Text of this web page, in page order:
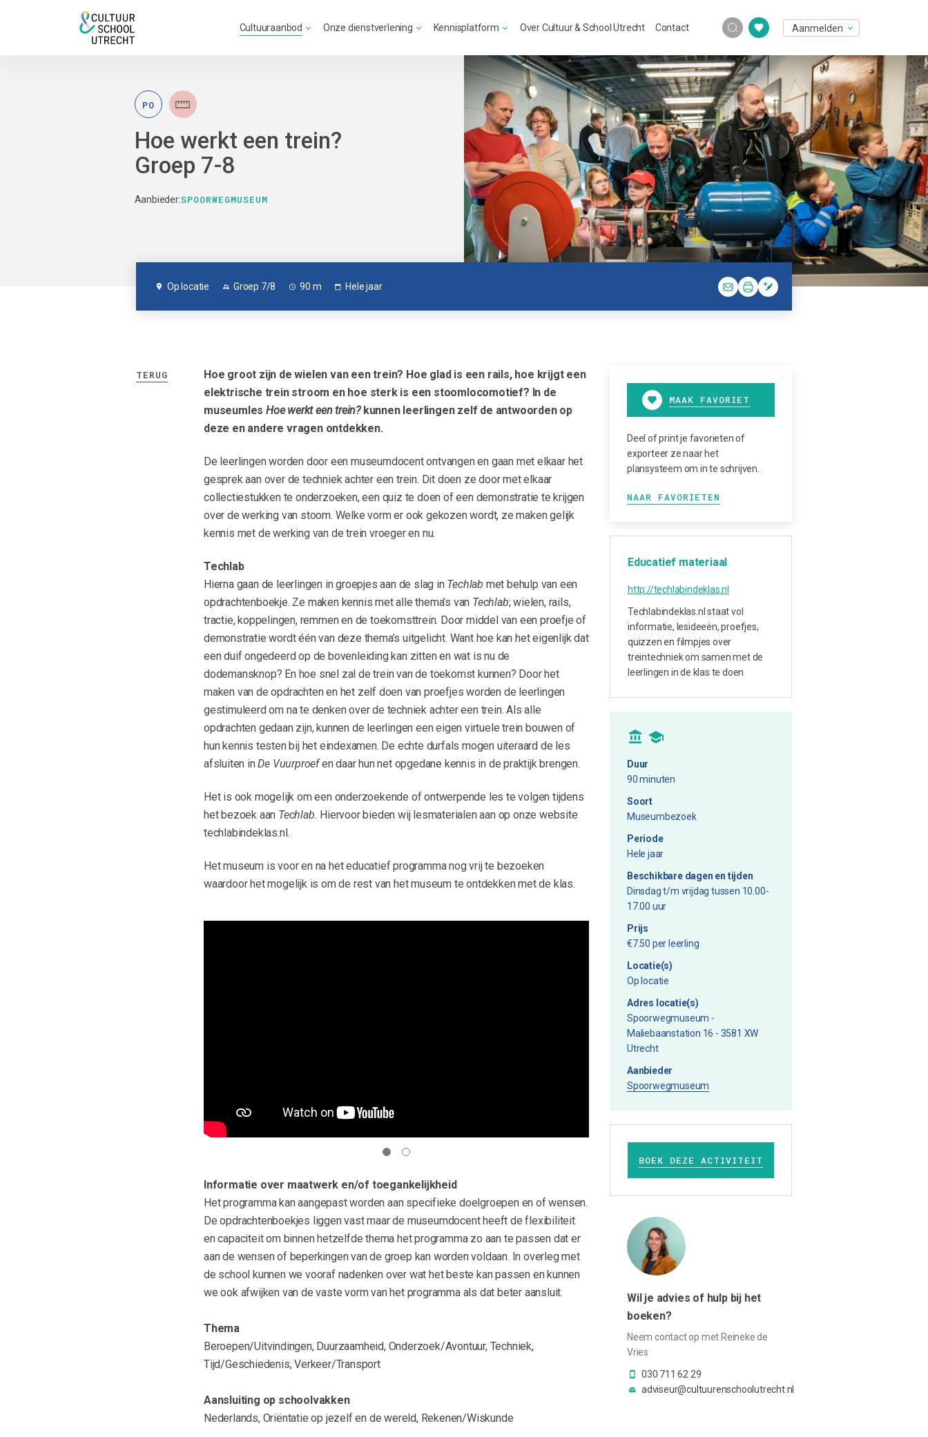
Cultuuraanbod Onze dienstverlening Kennisplatform Over Cultuur & School Utrecht Contact Aanmelden
PO
Hoe werkt een trein?
Groep 7-8
Aanbieder:SPOORWEGMUSEUM
Op locatie Groep 7/8 90 m Hele jaar
TERUG
Hoe groot zijn de wielen van een trein? Hoe glad is een rails, hoe krijgt een
elektrische trein stroom en hoe sterk is een stoomlocomotief? In de
museumlesHoe werkt een trein? kunnen leerlingen zelf de antwoorden op
deze en andere vragen ontdekken.
De leerlingen worden door een museumdocent ontvangen en gaan met elkaar het
gesprek aan over de techniek achter een trein. Dit doen ze door met elkaar
collectiestukken te onderzoeken, een quiz te doen of een demonstratie te krijgen
over de werking van stoom. Welke vorm er ook gekozen wordt, ze maken gelijk
kennis met de werking van de trein vroeger en nu.
Techlab
Hierna gaan de leerlingen in groepjes aan de slag in Techlab met behulp van een
opdrachtenboekje. Ze maken kennis met alle thema’s van Techlab; wielen, rails,
tractie, koppelingen, remmen en de toekomsttrein. Door middel van een proefje of
demonstratie wordt één van deze thema’s uitgelicht. Want hoe kan het eigenlijk dat
een duif ongedeerd op de bovenleiding kan zitten en wat is nu de
dodemansknop? En hoe snel zal de trein van de toekomst kunnen? Door het
maken van de opdrachten en het zelf doen van proefjes worden de leerlingen
gestimuleerd om na te denken over de techniek achter een trein. Als alle
opdrachten gedaan zijn, kunnen de leerlingen een eigen virtuele trein bouwen of
hun kennis testen bij het eindexamen. De echte durfals mogen uiteraard de les
afsluiten inDe Vuurproefen daar hun net opgedane kennis in de praktijk brengen.
Het is ook mogelijk om een onderzoekende of ontwerpende les te volgen tijdens
het bezoek aan Techlab. Hiervoor bieden wij lesmaterialen aan op onze website
techlabindeklas.nl.
Het museum is voor en na het educatief programma nog vrij te bezoeken
waardoor het mogelijk is om de rest van het museum te ontdekken met de klas.
Informatie over maatwerk en/of toegankelijkheid
Het programma kan aangepast worden aan specifieke doelgroepen en of wensen.
De opdrachtenboekjes liggen vast maar de museumdocent heeft de flexibiliteit
en capaciteit om binnen hetzelfde thema het programma zo aan te passen dat er
aan de wensen of beperkingen van de groep kan worden voldaan. In overleg met
de school kunnen we vooraf nadenken over wat het beste kan passen en kunnen
we ook afwijken van de vaste vorm van het programma als dat beter aansluit.
Thema
Beroepen/Uitvindingen, Duurzaamheid, Onderzoek/Avontuur, Techniek,
Tijd/Geschiedenis, Verkeer/Transport
Aansluiting op schoolvakken
Nederlands, Oriëntatie op jezelf en de wereld, Rekenen/Wiskunde
MAAK FAVORIET
Deel of print je favorieten of
exporteer ze naar het
plansysteem om in te schrijven.
NAAR FAVORIETEN
Educatief materiaal
http://techlabindeklas.nl
Techlabindeklas.nl staat vol
informatie, lesideeën, proefjes,
quizzen en filmpjes over
treintechniek om samen met de
leerlingen in de klas te doen
Duur
90 minuten
Soort
Museumbezoek
Periode
Hele jaar
Beschikbare dagen en tijden
Dinsdag t/m vrijdag tussen 10.00-
17.00 uur
Prijs
€7.50 per leerling
Locatie(s)
Op locatie
Adres locatie(s)
Spoorwegmuseum -
Maliebaanstation 16 - 3581 XW
Utrecht
Aanbieder
Spoorwegmuseum
BOEK DEZE ACTIVITEIT
Wil je advies of hulp bij het
boeken?
Neem contact op met Reineke de
Vries
030 711 62 29
adviseur@cultuurenschoolutrecht.nl